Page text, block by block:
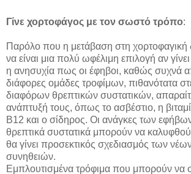
Γίνε χορτοφάγος με τον σωστό τρόπο:
Παρόλο που η μετάβαση στη χορτοφαγική
να είναι μια πολύ ωφέλιμη επιλογή αν
η ανησυχία πως οι έφηβοι, καθώς συχνά
διάφορες ομάδες τροφίμων, πιθανότατα
διαφόρων θρεπτικών συστατικών,
ανάπτυξή τους, όπως το ασβέστιο, η
Β12 και ο σίδηρος. Οι ανάγκες των
θρεπτικά συστατικά μπορούν να
θα γίνει προσεκτικός σχεδιασμός των
συνηθειών.
Εμπλουτισμένα τρόφιμα που μπορούν να